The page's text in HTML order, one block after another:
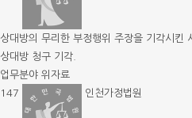
상대방의 무리한 부정행위 주장을 기각시킨
상대방 청구 기각.
업무분야 위자료
147
인천가정법원